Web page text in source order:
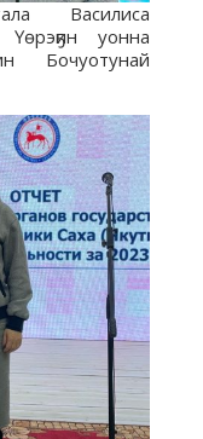
Василиса
уонна
Бочуотунай